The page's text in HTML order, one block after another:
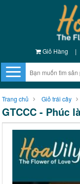
Giỏ Hàng |
Trang chủ Giỏ trái cây
GTCCC - Phúc